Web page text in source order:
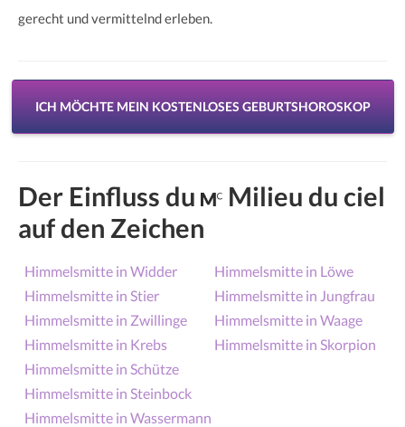
gerecht und vermittelnd erleben.
ICH MÖCHTE MEIN KOSTENLOSES GEBURTSHOROSKOP
Der Einfluss du
Milieu du ciel
auf den Zeichen
Himmelsmitte in Widder
Himmelsmitte in Stier
Himmelsmitte in Zwillinge
Himmelsmitte in Krebs
Himmelsmitte in Löwe
Himmelsmitte in Jungfrau
Himmelsmitte in Waage
Himmelsmitte in Skorpion
Himmelsmitte in Schütze
Himmelsmitte in Steinbock
Himmelsmitte in Wassermann